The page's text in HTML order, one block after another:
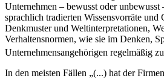
„Unternehmenskultur im engeren Sinn ist
Unternehmen – bewusst oder unbewusst
sprachlich tradierten Wissensvorräte und
Denkmuster und Weltinterpretationen,
Verhaltensnormen, wie sie im Denken,